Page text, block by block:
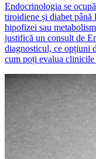
Endocrinologia se
tiroidiene și diabet până
hipofizei sau
justifică un consult de
diagnosticul, ce opțiuni
cum poți evalua